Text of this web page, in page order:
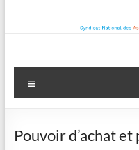
Pouvoir d’achat